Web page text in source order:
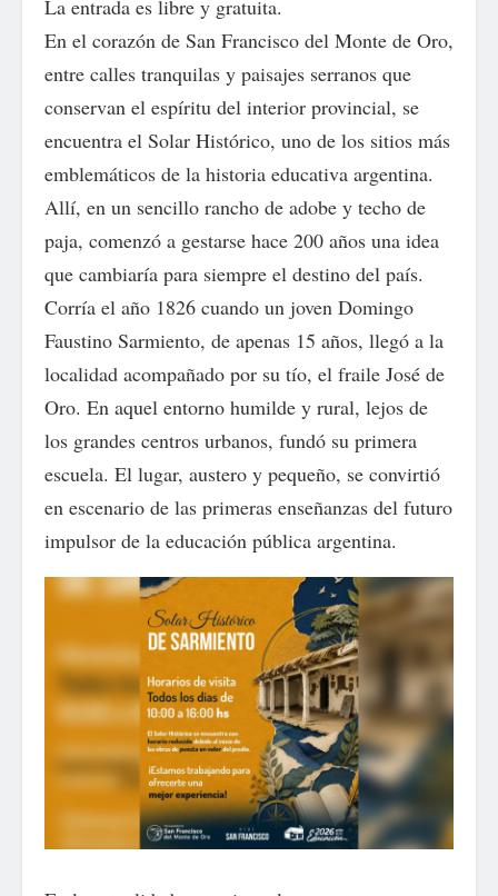
La entrada es libre y gratuita.
En el corazón de San Francisco del Monte de Oro,
entre calles tranquilas y paisajes serranos que
conservan el espíritu del interior provincial, se
encuentra el Solar Histórico, uno de los sitios más
emblemáticos de la historia educativa argentina.
Allí, en un sencillo rancho de adobe y techo de
paja, comenzó a gestarse hace 200 años una idea
que cambiaría para siempre el destino del país.
Corría el año 1826 cuando un joven Domingo
Faustino Sarmiento, de apenas 15 años, llegó a la
localidad acompañado por su tío, el fraile José de
Oro. En aquel entorno humilde y rural, lejos de
los grandes centros urbanos, fundó su primera
escuela. El lugar, austero y pequeño, se convirtió
en escenario de las primeras enseñanzas del futuro
impulsor de la educación pública argentina.